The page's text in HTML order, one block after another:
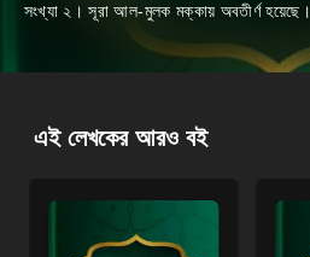
সংখ্যা ২। সূরা আল-মুলক মক্কায় অবতীর্ণ হয়েছে।
এই লেখকের আরও বই